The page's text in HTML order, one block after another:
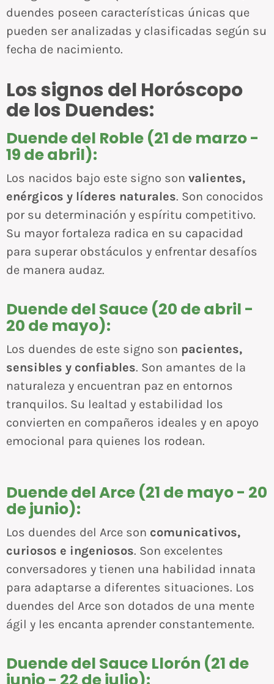
duendes poseen características únicas que
pueden ser analizadas y clasificadas según su
fecha de nacimiento.
Los signos del Horóscopo
de los Duendes:
Duende del Roble (21 de marzo -
19 de abril):
Los nacidos bajo este signo son valientes,
enérgicos y líderes naturales. Son conocidos
por su determinación y espíritu competitivo.
Su mayor fortaleza radica en su capacidad
para superar obstáculos y enfrentar desafíos
de manera audaz.
Duende del Sauce (20 de abril -
20 de mayo):
Los duendes de este signo son pacientes,
sensibles y confiables. Son amantes de la
naturaleza y encuentran paz en entornos
tranquilos. Su lealtad y estabilidad los
convierten en compañeros ideales y en apoyo
emocional para quienes los rodean.
Duende del Arce (21 de mayo - 20
de junio):
Los duendes del Arce son comunicativos,
curiosos e ingeniosos. Son excelentes
conversadores y tienen una habilidad innata
para adaptarse a diferentes situaciones. Los
duendes del Arce son dotados de una mente
ágil y les encanta aprender constantemente.
Duende del Sauce Llorón (21 de